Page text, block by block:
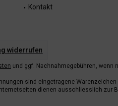
Kontakt
widerrufen
und ggf. Nachnahmegebühren, wenn
sind eingetragene Warenzeichen
dienen ausschliesslich zur